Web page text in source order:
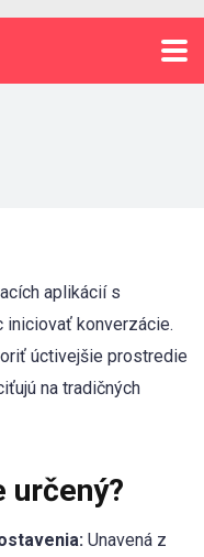
aplikácií s
iniciovať konverzácie.
úctivejšie prostredie
na tradičných
určený?
Unavená z